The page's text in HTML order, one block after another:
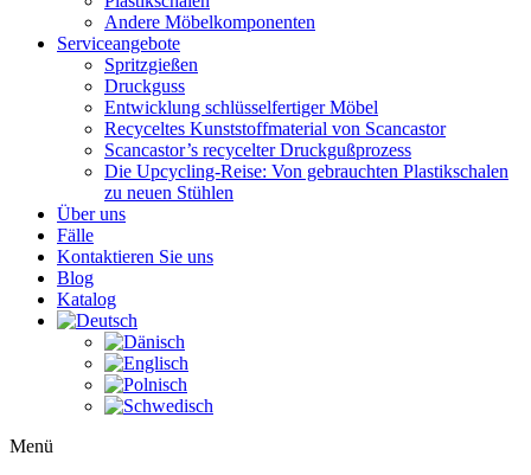
Andere Möbelkomponenten
Serviceangebote
Spritzgießen
Druckguss
Entwicklung schlüsselfertiger Möbel
Recyceltes Kunststoffmaterial von Scancastor
Scancastor’s recycelter Druckgußprozess
Die Upcycling-Reise: Von gebrauchten Plastikschalen
zu neuen Stühlen
Über uns
Fälle
Kontaktieren Sie uns
Blog
Katalog
Menü